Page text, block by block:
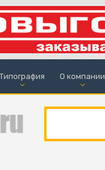
Типография О компании